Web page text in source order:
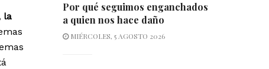
la
Por qué seguimos enganchados
a quien nos hace daño
MIÉRCOLES, 5 AGOSTO 2026